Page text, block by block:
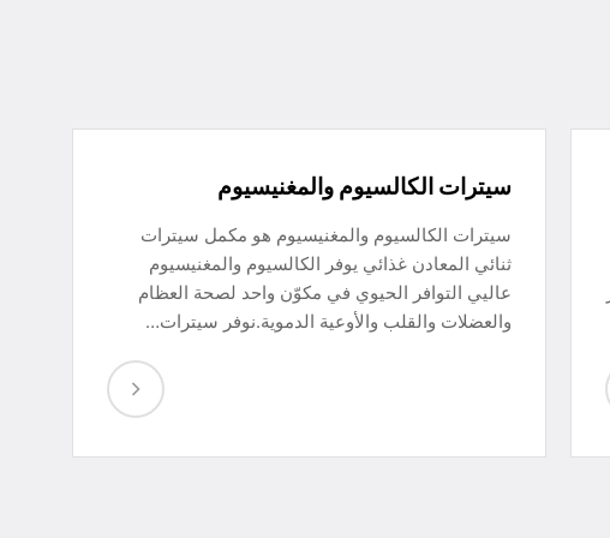
سيترات الكالسيوم والمغنيسيوم
سيترات الكالسيوم والمغنيسيوم هو مكمل سيترات
ثنائي المعادن غذائي يوفر الكالسيوم والمغنيسيوم
عاليي التوافر الحيوي في مكوّن واحد لصحة العظام
والعضلات والقلب والأوعية الدموية.نوفر سيترات…